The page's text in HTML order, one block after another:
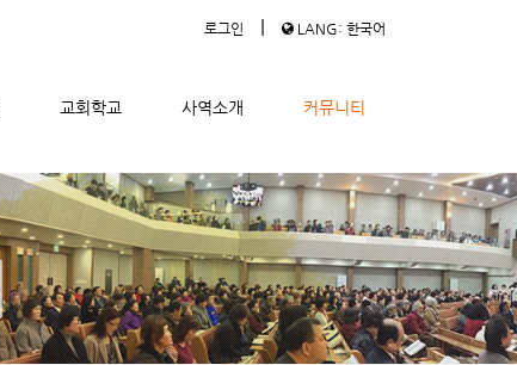
로그인 | LANG: 한국어
교회학교 사역소개 커뮤니티